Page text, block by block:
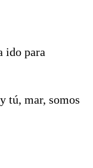
ido para
tú, mar, somos